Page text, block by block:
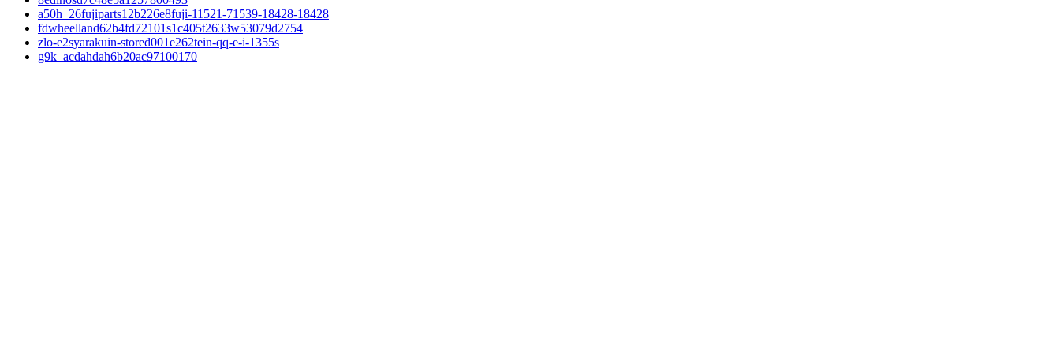
a50h_26fujiparts12b226e8fuji-11521-71539-18428-18428
fdwheelland62b4fd72101s1c405t2633w53079d2754
zlo-e2syarakuin-stored001e262tein-qq-e-i-1355s
g9k_acdahdah6b20ac97100170